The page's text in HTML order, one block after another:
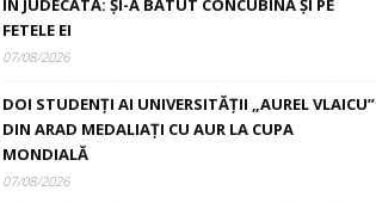
ÎN JUDECATĂ: ȘI-A BĂTUT CONCUBINA ȘI PE
FETELE EI
07/08/2026
DOI STUDENȚI AI UNIVERSITĂȚII „AUREL VLAICU”
DIN ARAD MEDALIAȚI CU AUR LA CUPA
MONDIALĂ
07/08/2026